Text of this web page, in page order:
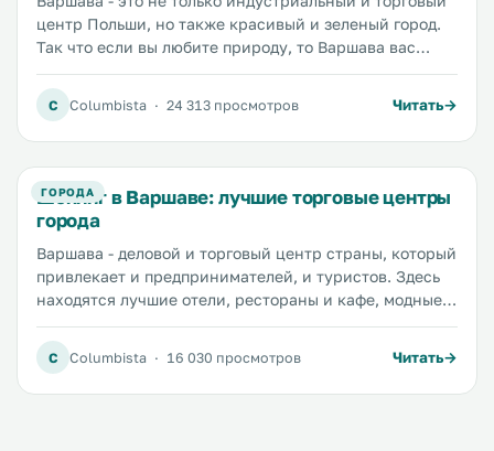
центр Польши, но также красивый и зеленый город.
Так что если вы любите природу, то Варшава вас
приятно удивит. Более, чем четверть территории
города занята тенистыми парками и цветущими
садами. Мы расскажем вам что представляют из себя
самые популярные парки Варшавы и где их найти...
C Columbista · 24 313 просмотров Читать
ГОРОДА
Шопинг в Варшаве: лучшие торговые центры
города
Варшава - деловой и торговый центр страны, который
привлекает и предпринимателей, и туристов. Здесь
находятся лучшие отели, рестораны и кафе, модные
галереи и выставочные залы, около двадцати
огромных торговых центров и сегодня мы расскажем
вам о лучших из них. Торговый центр Arcadia
находится по адресу al. Jana Pawła II 82. Это не
C Columbista · 16 030 просмотров Читать